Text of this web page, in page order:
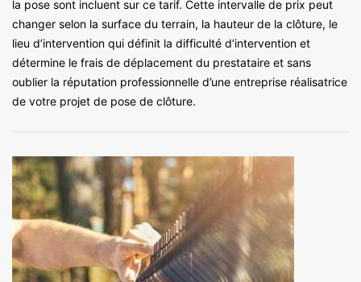
la pose sont incluent sur ce tarif. Cette intervalle de prix peut
changer selon la surface du terrain, la hauteur de la clôture, le
lieu d’intervention qui définit la difficulté d’intervention et
détermine le frais de déplacement du prestataire et sans
oublier la réputation professionnelle d’une entreprise réalisatrice
de votre projet de pose de clôture.